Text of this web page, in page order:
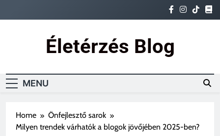
Életérzés Blog
MENU
Home
Önfejlesztő sarok
Milyen trendek várhatók a blogok jövőjében 2025-ben?